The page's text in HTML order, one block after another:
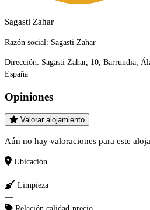
Sagasti Zahar
Razón social: Sagasti Zahar
Dirección: Sagasti Zahar, 10, Barrundia,
España
Opiniones
Valorar alojamiento
Aún no hay valoraciones para este
Ubicación
—
Limpieza
—